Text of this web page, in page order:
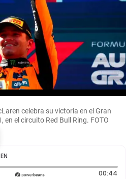
celebra su victoria en el Gran
en el circuito Red Bull Ring. FOTO
0 segundos 00:44